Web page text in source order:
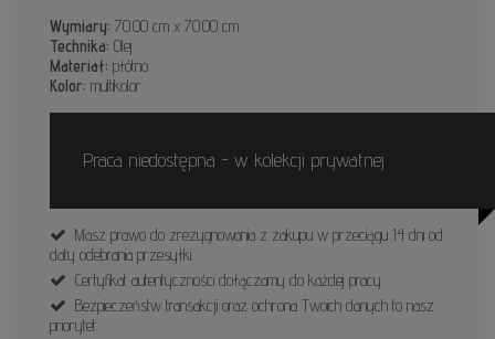
Wymiary: 70.00 cm x 70.00 cm
Technika: Olej
Materiał: płótno
Kolor: multikolor
Praca niedostępna - w kolekcji prywatnej
Masz prawo do zrezygnowania z zakupu w przeciągu 14 dni od
daty odebrania przesyłki.
Certyfikat autentyczności dołączamy do każdej pracy.
Bezpieczeństw transakcji oraz ochrona Twoich danych to nasz
priorytet.